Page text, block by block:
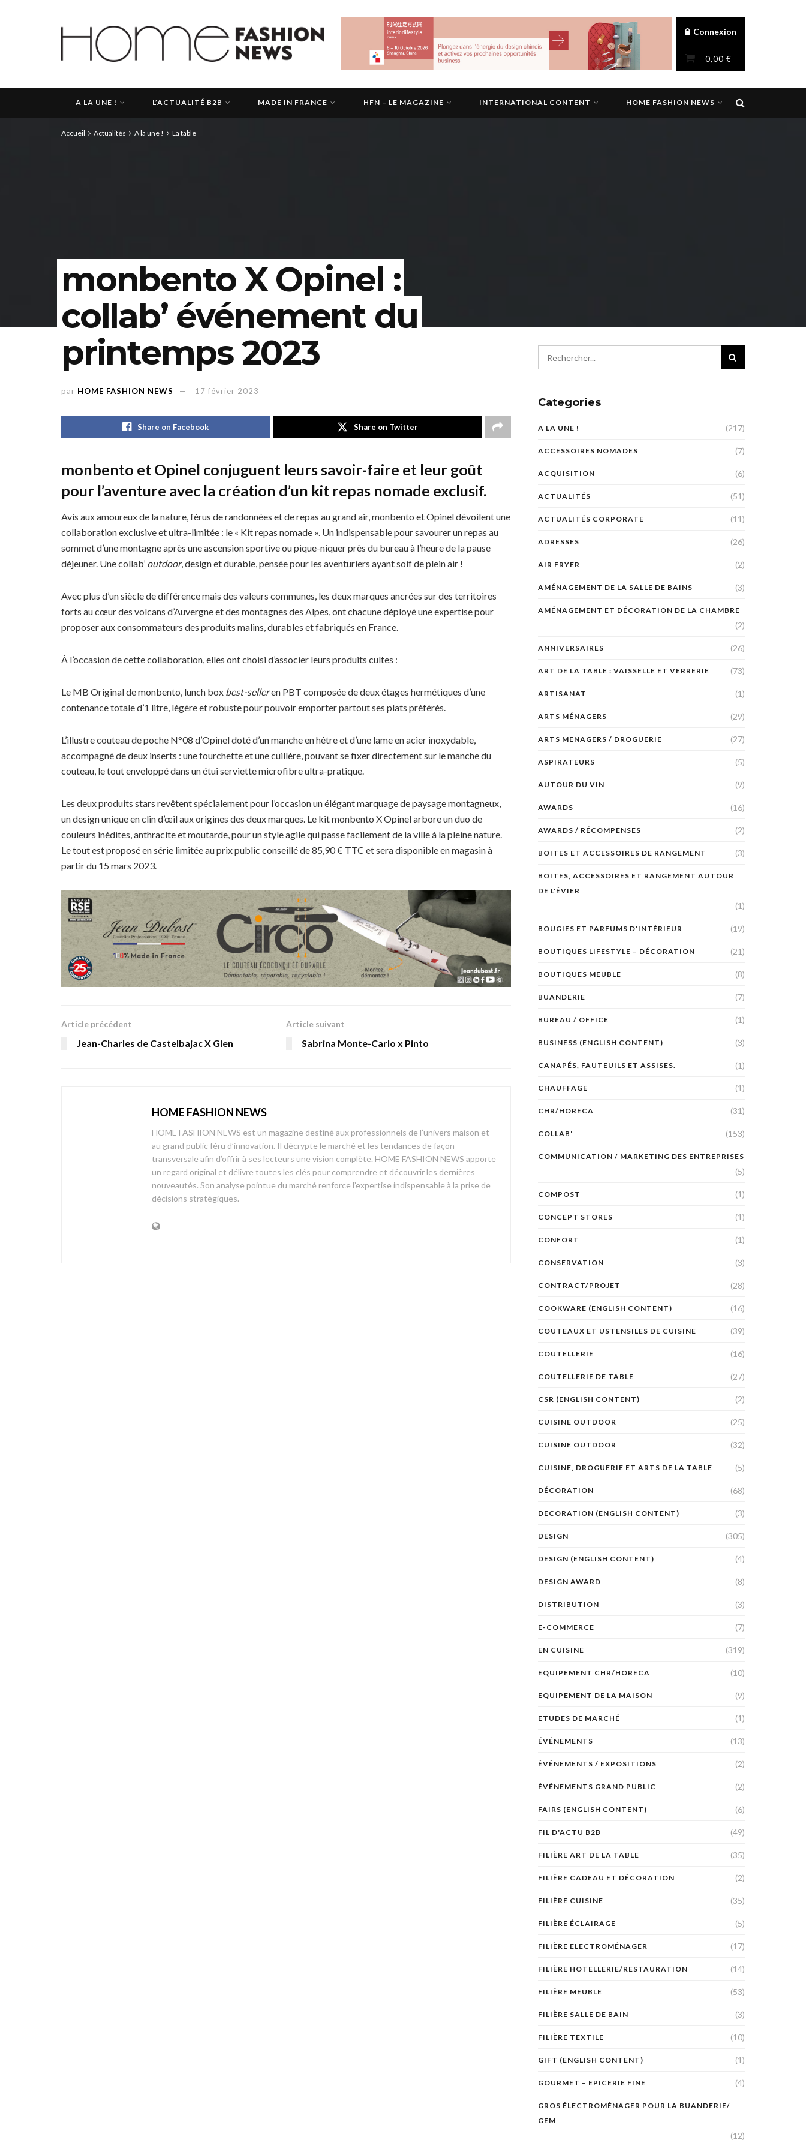
Connexion
0,00 €
A LA UNE ! L’ACTUALITÉ B2B MADE IN FRANCE HFN – LE MAGAZINE INTERNATIONAL CONTENT HOME FASHION NEWS
Accueil Actualités A la une ! La table
monbento X Opinel :
collab’ événement du
printemps 2023
par HOME FASHION NEWS 17 février 2023
Share on Facebook Share on Twitter
monbento et Opinel conjuguent leurs savoir-faire et leur goût
pour l’aventure avec la création d’un kit repas nomade exclusif.
Avis aux amoureux de la nature, férus de randonnées et de repas au grand air, monbento et Opinel dévoilent une
collaboration exclusive et ultra-limitée : le « Kit repas nomade ». Un indispensable pour savourer un repas au
sommet d’une montagne après une ascension sportive ou pique-niquer près du bureau à l’heure de la pause
déjeuner. Une collab’ outdoor, design et durable, pensée pour les aventuriers ayant soif de plein air !
Avec plus d’un siècle de différence mais des valeurs communes, les deux marques ancrées sur des territoires
forts au cœur des volcans d’Auvergne et des montagnes des Alpes, ont chacune déployé une expertise pour
proposer aux consommateurs des produits malins, durables et fabriqués en France.
À l’occasion de cette collaboration, elles ont choisi d’associer leurs produits cultes :
Le MB Original de monbento, lunch box best-selleren PBT composée de deux étages hermétiques d’une
contenance totale d’1 litre, légère et robuste pour pouvoir emporter partout ses plats préférés.
L’illustre couteau de poche N°08 d’Opinel doté d’un manche en hêtre et d’une lame en acier inoxydable,
accompagné de deux inserts : une fourchette et une cuillère, pouvant se fixer directement sur le manche du
couteau, le tout enveloppé dans un étui serviette microfibre ultra-pratique.
Les deux produits stars revêtent spécialement pour l’occasion un élégant marquage de paysage montagneux,
un design unique en clin d’œil aux origines des deux marques. Le kit monbento X Opinel arbore un duo de
couleurs inédites, anthracite et moutarde, pour un style agile qui passe facilement de la ville à la pleine nature.
Le tout est proposé en série limitée au prix public conseillé de 85,90 € TTC et sera disponible en magasin à
partir du 15 mars 2023.
Article précédent
Jean-Charles de Castelbajac X Gien
Article suivant
Sabrina Monte-Carlo x Pinto
HOME FASHION NEWS
HOME FASHION NEWS est un magazine destiné aux professionnels de l’univers maison et
au grand public féru d’innovation. Il décrypte le marché et les tendances de façon
transversale afin d’offrir à ses lecteurs une vision complète. HOME FASHION NEWS apporte
un regard original et délivre toutes les clés pour comprendre et découvrir les dernières
nouveautés. Son analyse pointue du marché renforce l’expertise indispensable à la prise de
décisions stratégiques.
Categories
A LA UNE ! (217)
ACCESSOIRES NOMADES (7)
ACQUISITION (6)
ACTUALITÉS (51)
ACTUALITÉS CORPORATE (11)
ADRESSES (26)
AIR FRYER (2)
AMÉNAGEMENT DE LA SALLE DE BAINS (3)
AMÉNAGEMENT ET DÉCORATION DE LA CHAMBRE
(2)
ANNIVERSAIRES (26)
ART DE LA TABLE : VAISSELLE ET VERRERIE (73)
ARTISANAT (1)
ARTS MÉNAGERS (29)
ARTS MENAGERS / DROGUERIE (27)
ASPIRATEURS (5)
AUTOUR DU VIN (9)
AWARDS (16)
AWARDS / RÉCOMPENSES (2)
BOITES ET ACCESSOIRES DE RANGEMENT (3)
BOITES, ACCESSOIRES ET RANGEMENT AUTOUR
DE L'ÉVIER
(1)
BOUGIES ET PARFUMS D'INTÉRIEUR (19)
BOUTIQUES LIFESTYLE – DÉCORATION (21)
BOUTIQUES MEUBLE (8)
BUANDERIE (7)
BUREAU / OFFICE (1)
BUSINESS (ENGLISH CONTENT) (3)
CANAPÉS, FAUTEUILS ET ASSISES. (1)
CHAUFFAGE (1)
CHR/HORECA (31)
COLLAB' (153)
COMMUNICATION / MARKETING DES ENTREPRISES
(5)
COMPOST (1)
CONCEPT STORES (1)
CONFORT (1)
CONSERVATION (3)
CONTRACT/PROJET (28)
COOKWARE (ENGLISH CONTENT) (16)
COUTEAUX ET USTENSILES DE CUISINE (39)
COUTELLERIE (16)
COUTELLERIE DE TABLE (27)
CSR (ENGLISH CONTENT) (2)
CUISINE OUTDOOR (25)
CUISINE OUTDOOR (32)
CUISINE, DROGUERIE ET ARTS DE LA TABLE (5)
DÉCORATION (68)
DECORATION (ENGLISH CONTENT) (3)
DESIGN (305)
DESIGN (ENGLISH CONTENT) (4)
DESIGN AWARD (8)
DISTRIBUTION (3)
E-COMMERCE (7)
EN CUISINE (319)
EQUIPEMENT CHR/HORECA (10)
EQUIPEMENT DE LA MAISON (9)
ETUDES DE MARCHÉ (1)
ÉVÉNEMENTS (13)
ÉVÉNEMENTS / EXPOSITIONS (2)
ÉVÉNEMENTS GRAND PUBLIC (2)
FAIRS (ENGLISH CONTENT) (6)
FIL D'ACTU B2B (49)
FILIÈRE ART DE LA TABLE (35)
FILIÈRE CADEAU ET DÉCORATION (2)
FILIÈRE CUISINE (35)
FILIÈRE ÉCLAIRAGE (5)
FILIÈRE ELECTROMÉNAGER (17)
FILIÈRE HOTELLERIE/RESTAURATION (14)
FILIÈRE MEUBLE (53)
FILIÈRE SALLE DE BAIN (3)
FILIÈRE TEXTILE (10)
GIFT (ENGLISH CONTENT) (1)
GOURMET – EPICERIE FINE (4)
GROS ÉLECTROMÉNAGER POUR LA BUANDERIE/
GEM
(12)